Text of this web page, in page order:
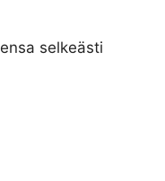
selkeästi